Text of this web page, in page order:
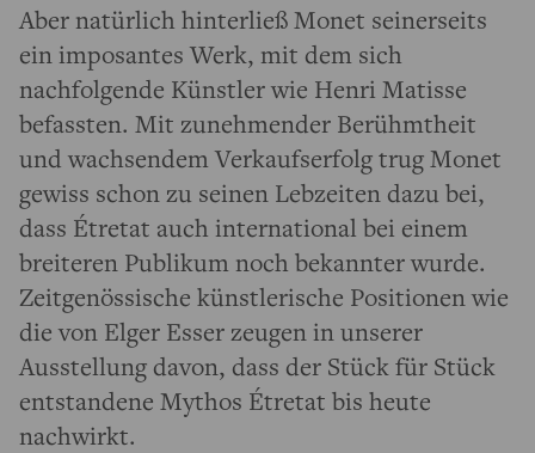
Aber natürlich hinterließ Monet seinerseits
ein imposantes Werk, mit dem sich
nachfolgende Künstler wie Henri Matisse
befassten. Mit zunehmender Berühmtheit
und wachsendem Verkaufserfolg trug Monet
gewiss schon zu seinen Lebzeiten dazu bei,
dass Étretat auch international bei einem
breiteren Publikum noch bekannter wurde.
Zeitgenössische künstlerische Positionen wie
die von Elger Esser zeugen in unserer
Ausstellung davon, dass der Stück für Stück
entstandene Mythos Étretat bis heute
nachwirkt.